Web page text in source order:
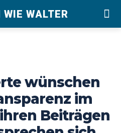
WALTER
wünschen
im
Beiträgen